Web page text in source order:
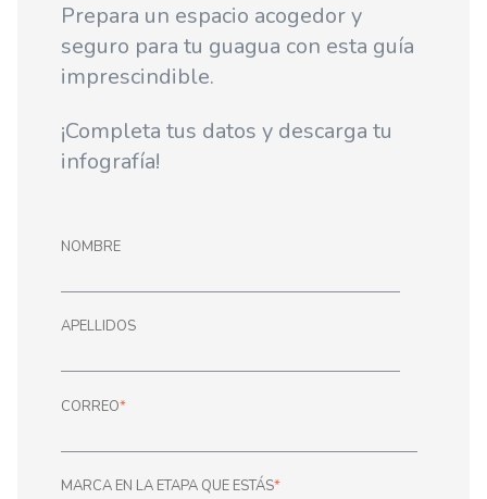
Prepara un espacio acogedor y
seguro para tu guagua con esta guía
imprescindible.
¡Completa tus datos y descarga tu
infografía!
NOMBRE
APELLIDOS
CORREO*
MARCA EN LA ETAPA QUE ESTÁS*